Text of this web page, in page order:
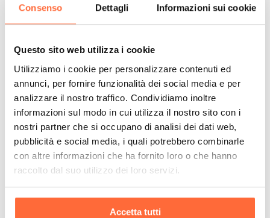
Consenso Dettagli Informazioni sui cookie
Questo sito web utilizza i cookie
Utilizziamo i cookie per personalizzare contenuti ed
annunci, per fornire funzionalità dei social media e per
analizzare il nostro traffico. Condividiamo inoltre
informazioni sul modo in cui utilizza il nostro sito con i
nostri partner che si occupano di analisi dei dati web,
pubblicità e social media, i quali potrebbero combinarle
con altre informazioni che ha fornito loro o che hanno
raccolto dal suo utilizzo dei loro servizi.
Accetta tutti